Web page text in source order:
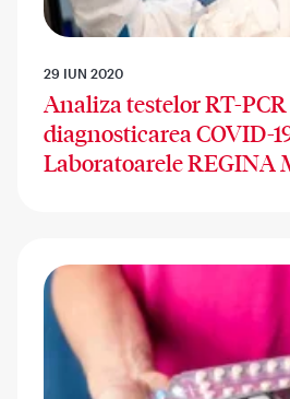
29 IUN 2020
Analiza testelor RT-
diagnosticarea COVID-
Laboratoarele REGINA